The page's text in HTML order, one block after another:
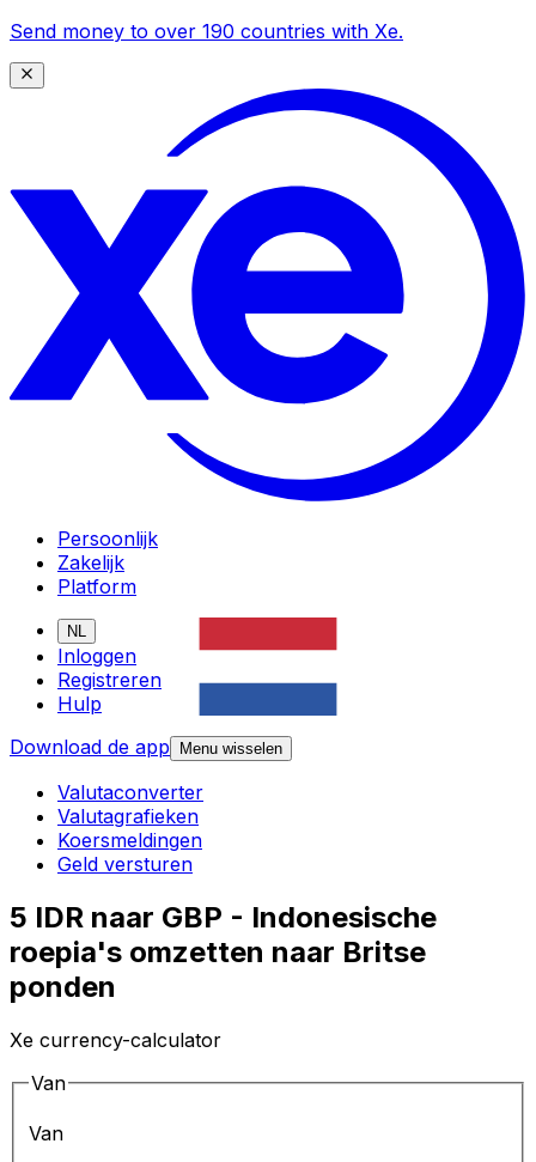
Send money to over 190 countries with Xe.
Persoonlijk
Zakelijk
Platform
NL
Inloggen
Registreren
Hulp
Download de app
Menu wisselen
Valutaconverter
Valutagrafieken
Koersmeldingen
Geld versturen
5 IDR naar GBP - Indonesische
roepia's omzetten naar Britse
ponden
Xe currency-calculator
Van
Van